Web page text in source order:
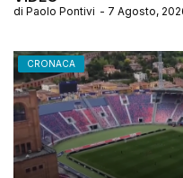
di Paolo Pontivi - 7 Agosto,
CRONACA